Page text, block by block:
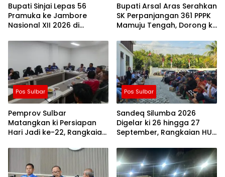
Bupati Sinjai Lepas 56
Pramuka ke Jambore
Nasional XII 2026 di
Bupati Arsal Aras Serahkan
SK Perpanjangan 361 PPPK
Mamuju Tengah, Dorong ki
Lebih Fleksibel
Pos Sulbar
Pemprov Sulbar
Matangkan ki Persiapan
Hari Jadi ke-22, Rangkaian
Masyarakat
Pos Sulbar
Sandeq Silumba 2026
Digelar ki 26 hingga 27
September, Rangkaian HUT